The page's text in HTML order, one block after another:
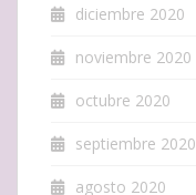
diciembre 2020
noviembre 2020
octubre 2020
septiembre 2020
agosto 2020